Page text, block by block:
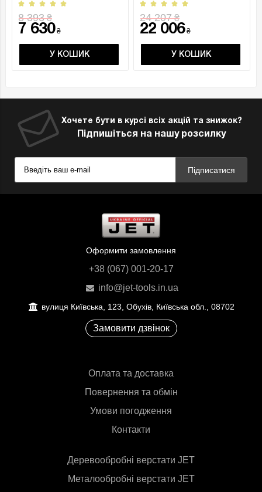
для ..
8 393₴
7 630₴
У КОШИК
стрічки Ро..
24 207₴
22 006₴
У КОШИК
Хочете бути в курсі всіх акцій та знижок?
Підпишіться на нашу розсилку
Підписатися
Оформити замовлення
+38 (067) 001-20-17
info@jet-tools.in.ua
вулиця Київська, 123, Обухів, Київська обл., 08702
Замовити дзвінок
Оплата та доставка
Повернення та обмін
Умови погодження
Контакти
Деревообробні верстати JET
Металообробні верстати JET